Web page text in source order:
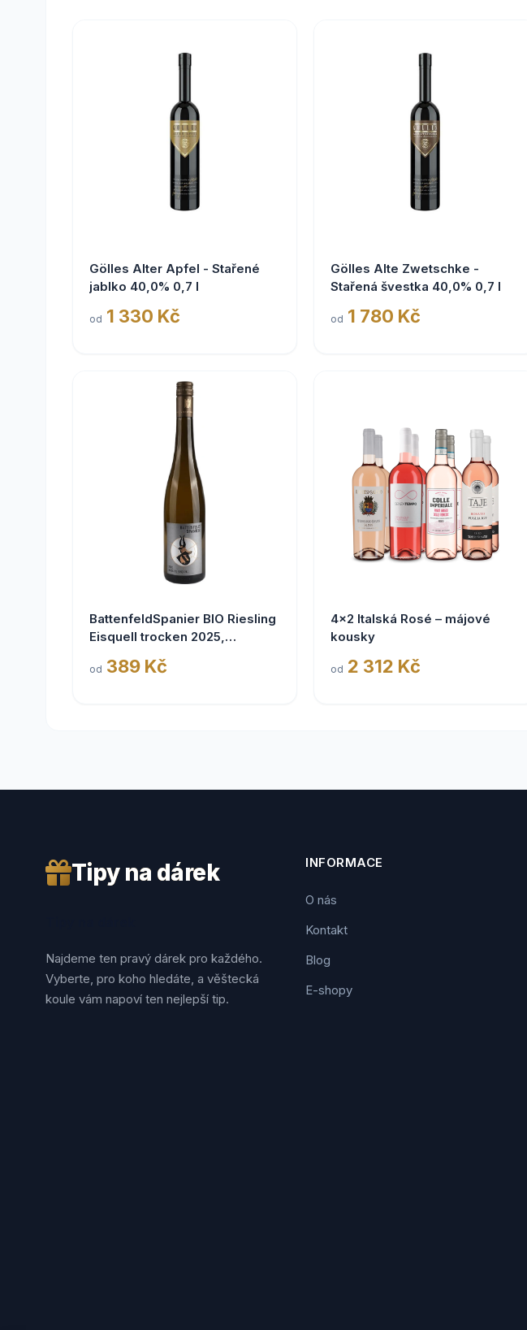
Gölles Alter Apfel - Stařené
jablko 40,0% 0,7 l
od 1 330 Kč
Gölles Alte Zwetschke -
Stařená švestka 40,0% 0,7 l
od 1 780 Kč
BattenfeldSpanier BIO Riesling
Eisquell trocken 2025,
Rheinhessen VDP
od 389 Kč
4x2 Italská Rosé – májové
kousky
od 2 312 Kč
Tipy na dárek
Najdeme ten pravý dárek pro každého.
Vyberte, pro koho hledáte, a věštecká
koule vám napoví ten nejlepší tip.
INFORMACE
O nás
Kontakt
Blog
E-shopy